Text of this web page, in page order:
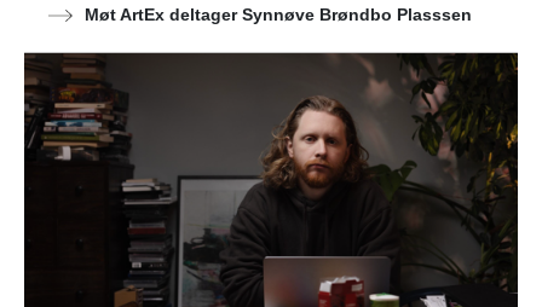
Møt ArtEx deltager Synnøve Brøndbo Plasssen